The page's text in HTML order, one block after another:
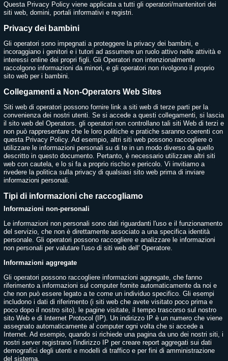
Questa Privacy Policy viene applicata a tutti gli operatori/mantenitori dei
siti web, domini, portali informativi e registri.
Privacy dei bambini
Gli operatori sono impegnati a proteggere la privacy dei bambini, e
incoraggiano i genitori e i tutori ad assumere un ruolo attivo nelle attività e
interessi online dei propri figli. Gli Operatori non intenzionalmente
raccolgono informazioni da minori, e gli operatori non rivolgono il proprio
sito web per i bambini.
Collegamenti a Non-Operators Web Sites
Siti web di operatori possono fornire link a siti web di terze parti per la
convenienza dei nostri utenti. Se si accede a questi collegamenti, si lascia
il sito web del Operators. gli operatori non controllano tali siti Web di terzi e
non può rappresentare che le loro politiche e pratiche saranno coerenti con
questa Privacy Policy. Ad esempio, altri siti web possono raccogliere o
utilizzare le informazioni personali su di te in un modo diverso da quello
descritto in questo documento. Pertanto, è necessario utilizzare altri siti
web con cautela, e lo si fa a proprio rischio e pericolo. Vi invitiamo a
rivedere la politica sulla privacy di qualsiasi sito web prima di inviare
informazioni personali.
Tipi di informazioni che raccogliamo
Informazioni non-personali
Le informazioni non personali sono dati riguardanti l'uso e il funzionamento
del servizio, che non è direttamente associato a una specifica identità
personale. Gli operatori possono raccogliere e analizzare le informazioni
non personali per valutare l'uso di siti web dell' Operatore.
Informazioni aggregate
Gli operatori possono raccogliere informazioni aggregate, che fanno
riferimento a informazioni sul computer fornite automaticamente da noi e
che non può essere legato a te come un individuo specifico. Gli esempi
includono i dati di riferimento (i siti web che avete visitato poco prima e
poco dopo il nostro sito), le pagine visitate, il tempo trascorso sul nostro
sito Web e di Internet Protocol (IP). Un indirizzo IP è un numero che viene
assegnato automaticamente al computer ogni volta che si accede a
Internet. Ad esempio, quando si richiede una pagina da uno dei nostri siti, i
nostri server registrano l'indirizzo IP per creare report aggregati sui dati
demografici degli utenti e modelli di traffico e per fini di amministrazione
del sistema.